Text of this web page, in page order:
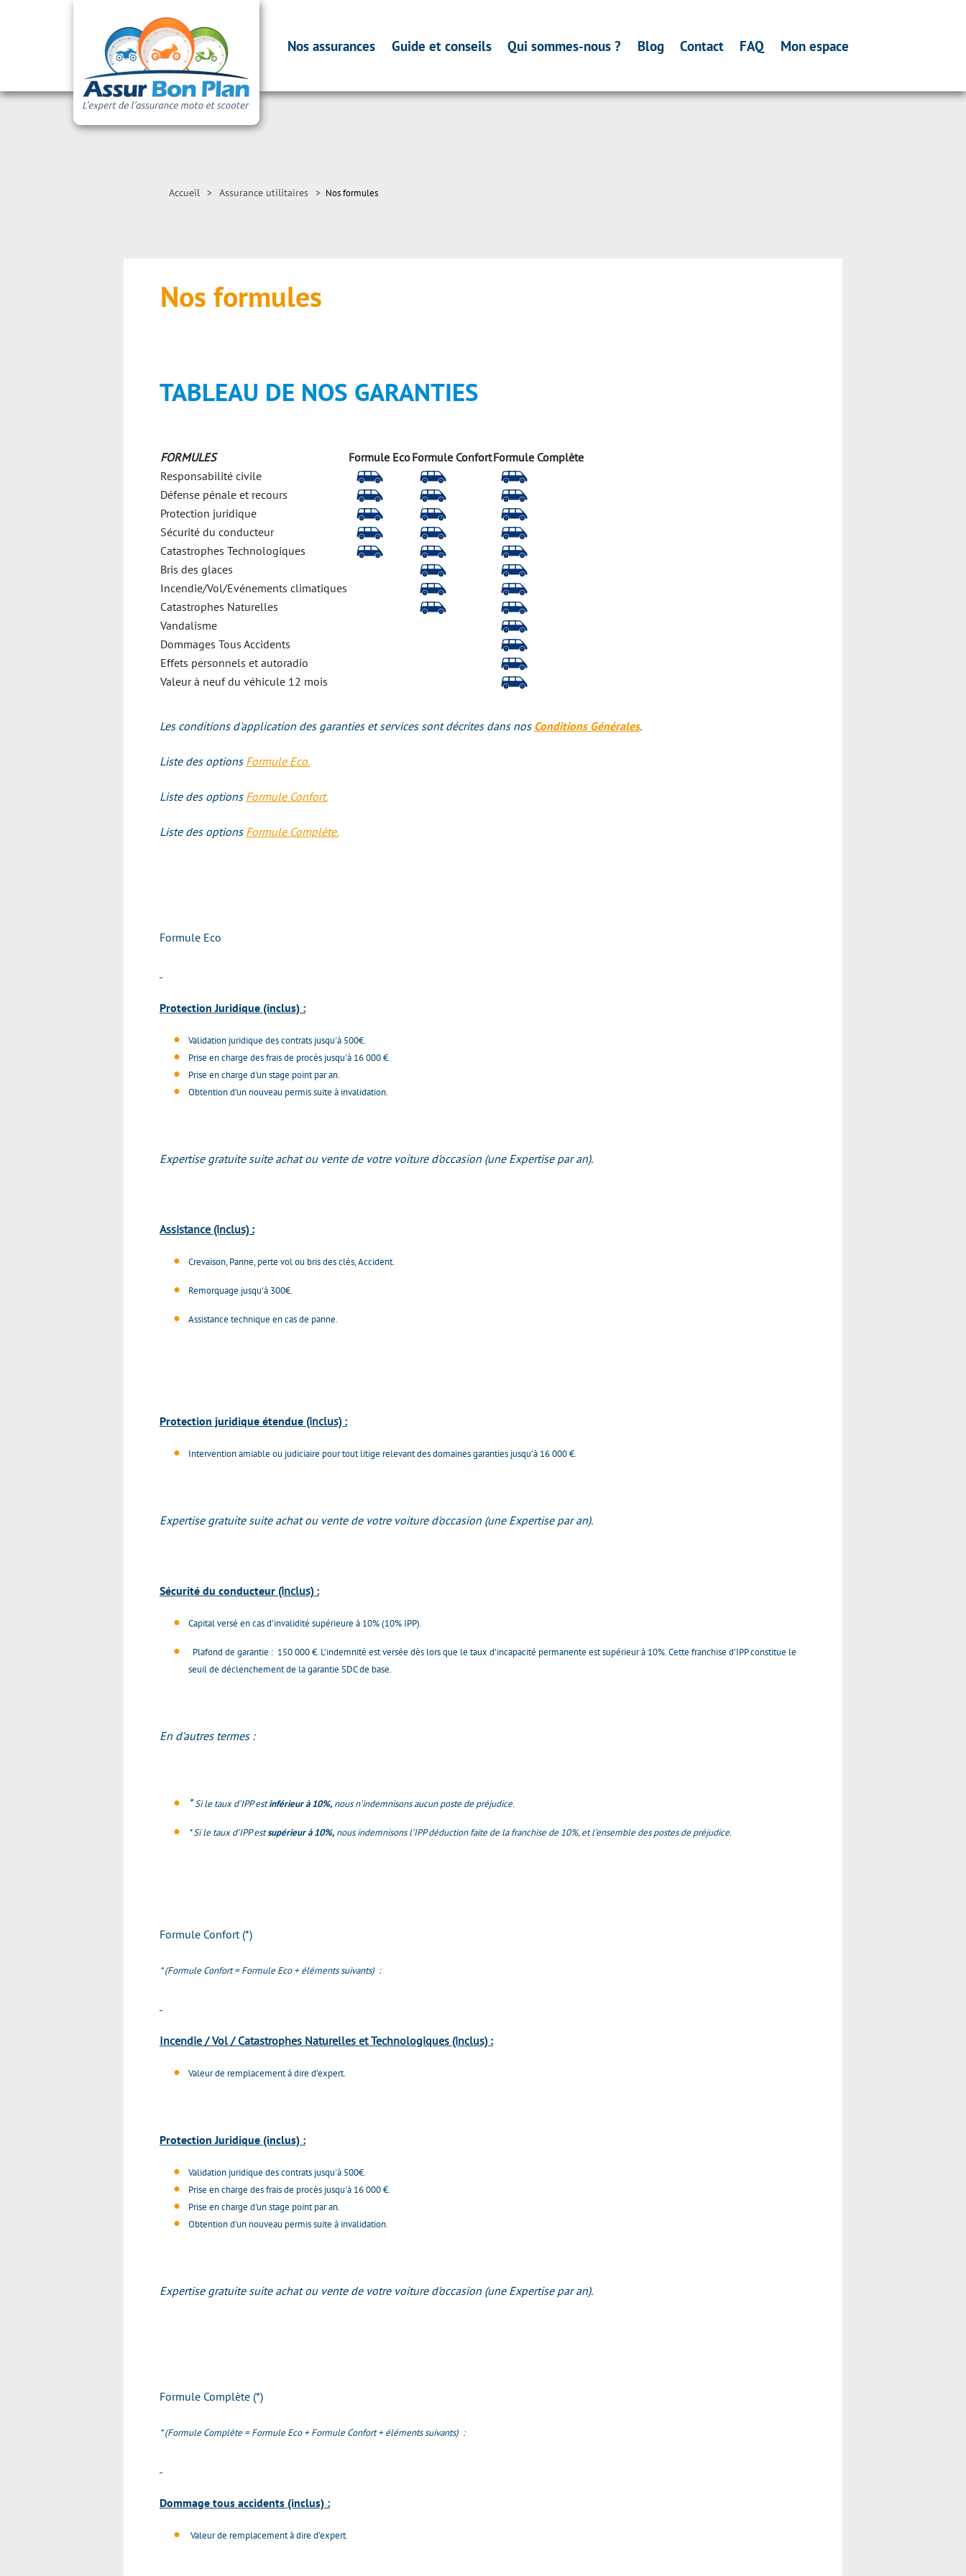
Nos assurances Guide et conseils Qui sommes-nous ? Blog Contact FAQ Mon espace
Accueil > Assurance utilitaires > Nos formules
Nos formules
TABLEAU DE NOS GARANTIES
FORMULES Formule EcoFormule ConfortFormule Complète
Responsabilité civile
Défense pénale et recours
Protection juridique
Sécurité du conducteur
Catastrophes Technologiques
Bris des glaces
Incendie/Vol/Evénements climatiques
Catastrophes Naturelles
Vandalisme
Dommages Tous Accidents
Effets personnels et autoradio
Valeur à neuf du véhicule 12 mois
Les conditions d'application des garanties et services sont décrites dans nos Conditions Générales.
Liste des options Formule Eco.
Liste des options FormuleConfort.
Liste des options FormuleComplète.
Formule Eco
Protection Juridique (inclus) :
Validation juridique des contrats jusqu'à 500€.
Prise en charge des frais de procès jusqu'à 16 000 €.
Prise en charge d'un stage point par an.
Obtention d’un nouveau permis suite à invalidation.
Expertise gratuite suite achat ou vente de votre voiture d'occasion (une Expertise par an).
Assistance (inclus):
Crevaison, Panne, perte vol ou bris des clés, Accident.
Remorquage jusqu'à 300€.
Assistance technique en cas de panne.
Protection juridique étendue (inclus) :
Intervention amiable ou judiciaire pour tout litige relevant des domaines garanties jusqu’à 16 000 €.
Expertise gratuite suite achat ou vente de votre voiture d'occasion (une Expertise par an).
Sécurité du conducteur (inclus):
Capital versé en cas d’invalidité supérieure à 10% (10% IPP).
Plafond de garantie : 150 000 €. L’indemnité est versée dès lors que le taux d’incapacité permanente est supérieur à 10%. Cette franchise d’IPP constitue le
seuil de déclenchement de la garantie SDC de base.
En d’autres termes :
*Si le taux d’IPP estinférieur à 10%, nous n’indemnisons aucun poste de préjudice.
* Si le taux d’IPP estsupérieur à 10%, nous indemnisons l’IPP déduction faite de la franchise de 10%, et l’ensemble des postes de préjudice.
Formule Confort (*)
* (Formule Confort = Formule Eco + éléments suivants) :
Incendie / Vol / Catastrophes Naturelles et Technologiques (inclus) :
Valeur de remplacement à dire d’expert.
Protection Juridique (inclus) :
Validation juridique des contrats jusqu'à 500€.
Prise en charge des frais de procès jusqu'à 16 000 €.
Prise en charge d'un stage point par an.
Obtention d’un nouveau permis suite à invalidation.
Expertise gratuite suite achat ou vente de votre voiture d'occasion (une Expertise par an).
Formule Complète (*)
* (Formule Complète =Formule Eco +Formule Confort + éléments suivants) :
Dommage tous accidents (inclus) :
Valeur de remplacement à dire d’expert.